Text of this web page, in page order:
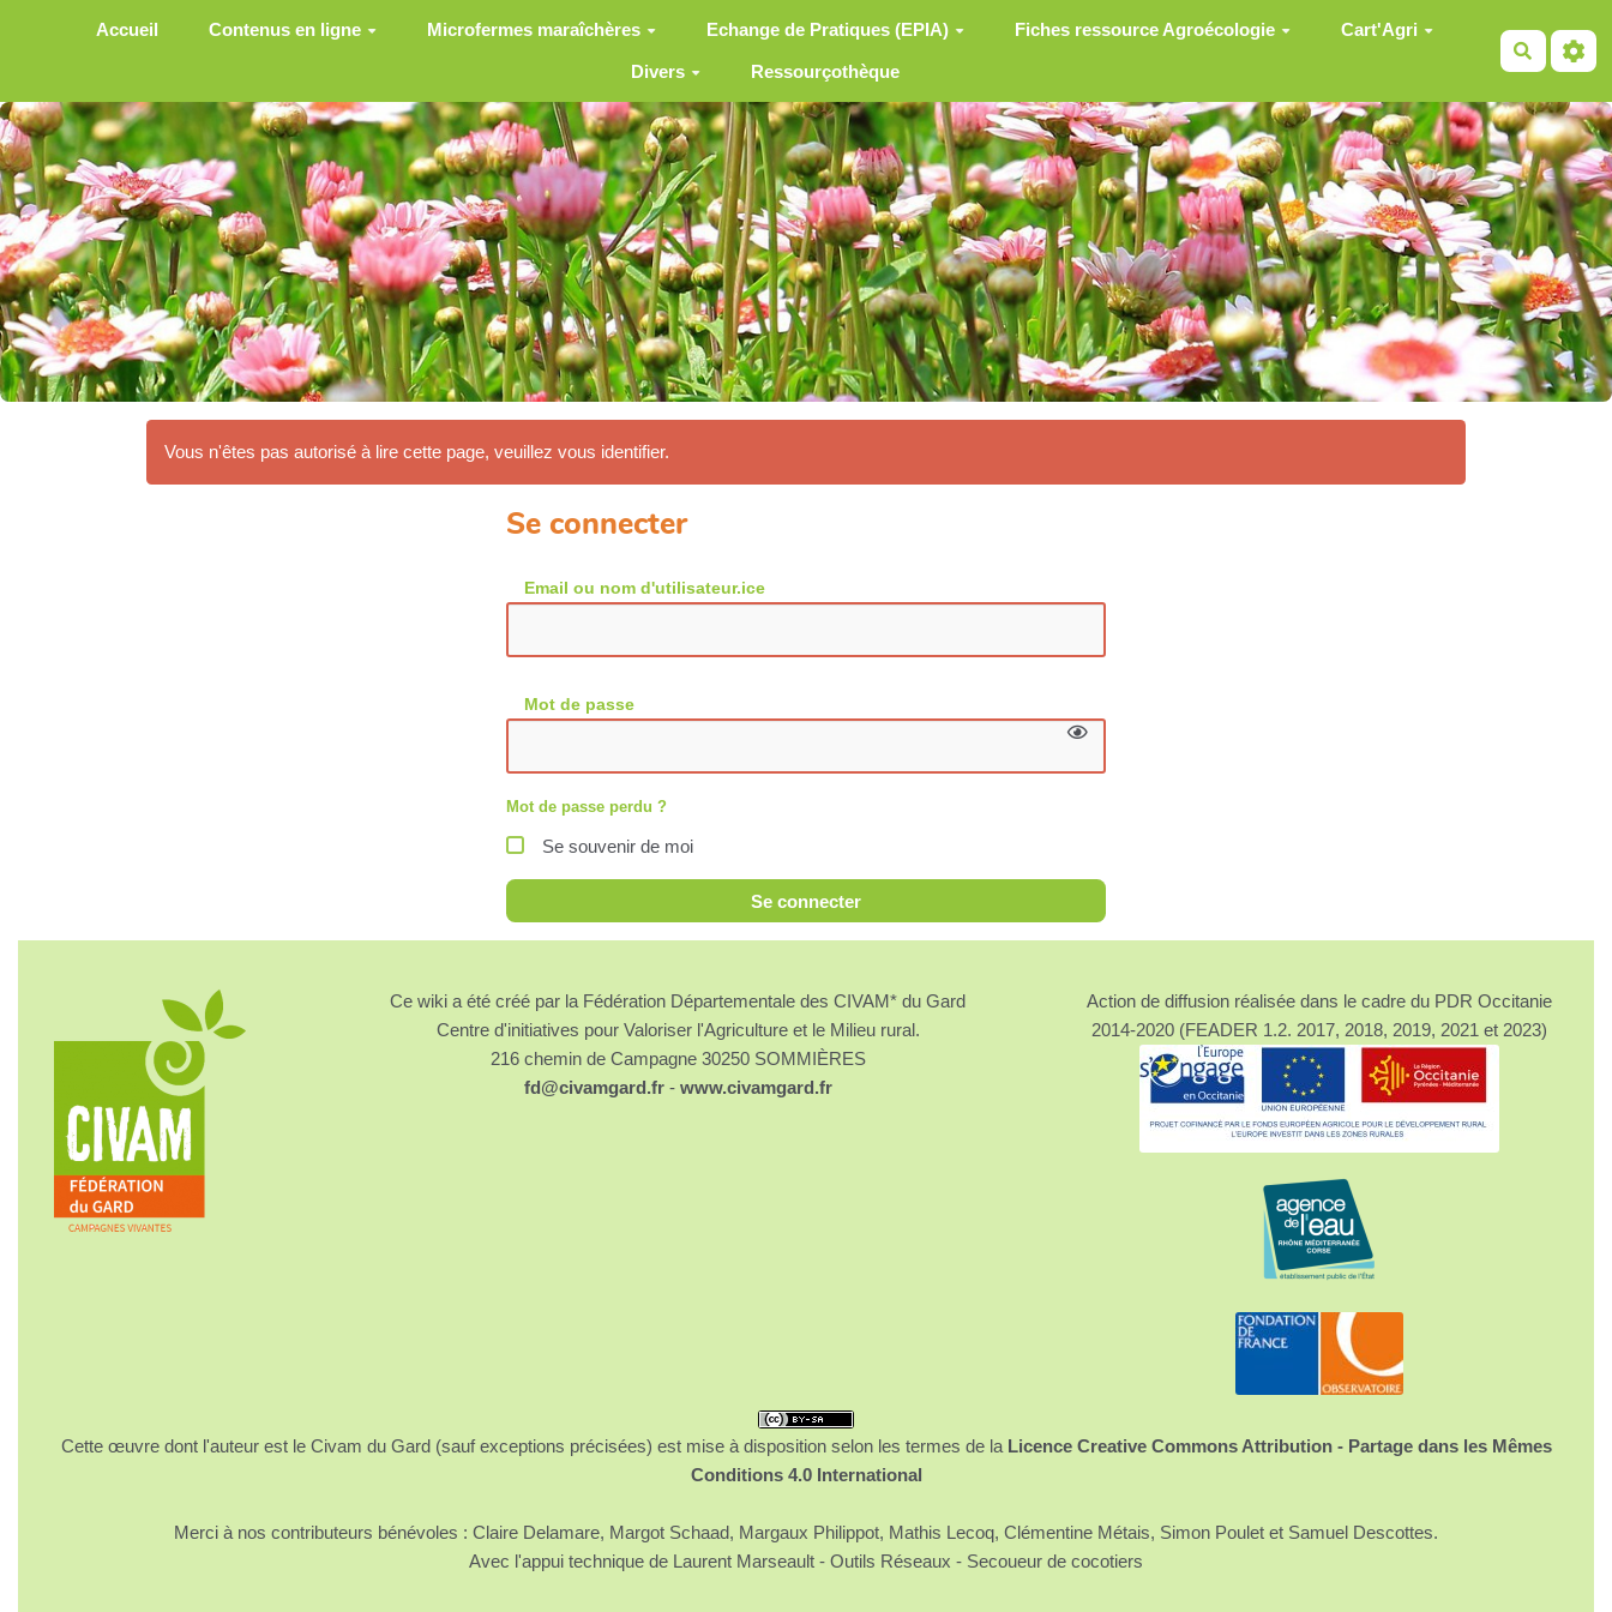
Aller au contenu principal
Accueil Contenus en ligne Microfermes maraîchères Echange de Pratiques (EPIA) Fiches ressource Agroécologie Cart'Agri
Divers Ressourçothèque
Vous n'êtes pas autorisé à lire cette page, veuillez vous identifier.
Se connecter
Email ou nom d'utilisateur.ice
Mot de passe
Mot de passe perdu ?
Se souvenir de moi
Se connecter
Ce wiki a été créé par la Fédération Départementale des CIVAM* du Gard
Centre d'initiatives pour Valoriser l'Agriculture et le Milieu rural.
216 chemin de Campagne 30250 SOMMIÈRES
fd@civamgard.fr- www.civamgard.fr
Action de diffusion réalisée dans le cadre du PDR Occitanie
2014-2020 (FEADER 1.2. 2017, 2018, 2019, 2021 et 2023)
Cette œuvre dont l'auteur est le Civam du Gard (sauf exceptions précisées) est mise à disposition selon les termes de la Licence Creative Commons Attribution - Partage dans les Mêmes
Conditions 4.0 International
Merci à nos contributeurs bénévoles : Claire Delamare, Margot Schaad, Margaux Philippot, Mathis Lecoq, Clémentine Métais, Simon Poulet et Samuel Descottes.
Avec l'appui technique de Laurent Marseault - Outils Réseaux - Secoueur de cocotiers